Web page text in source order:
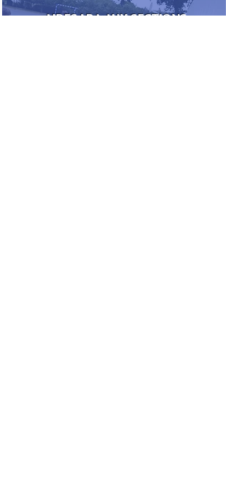
AIDES LBAAUX SECTIONS